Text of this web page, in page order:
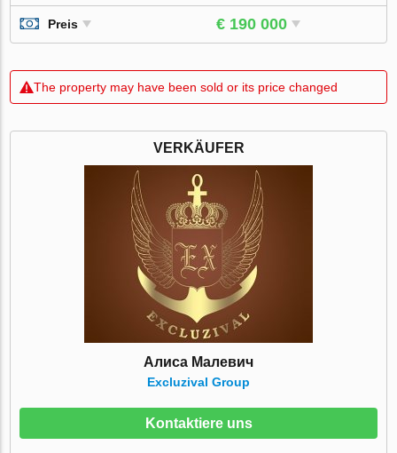
Preis € 190 000
The property may have been sold or its price changed
VERKÄUFER
Алиса Малевич
Excluzival Group
Kontaktiere uns